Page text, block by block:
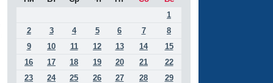
1
2
3 4 5 6 7
8
9
10 11 12 13 14
15
16
17 18 19 20 21
22
23
24 25 26 27 28
29